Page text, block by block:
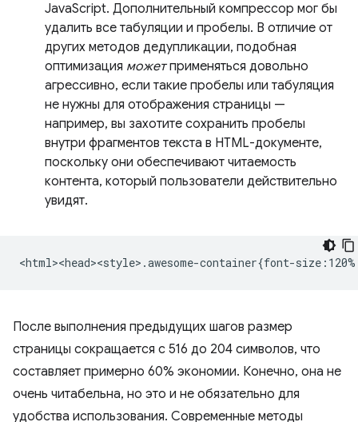
JavaScript. Дополнительный компрессор мог бы
удалить все табуляции и пробелы. В отличие от
других методов дедупликации, подобная
оптимизация можетприменяться довольно
агрессивно, если такие пробелы или табуляция
не нужны для отображения страницы —
например, вы захотите сохранить пробелы
внутри фрагментов текста в HTML-документе,
поскольку они обеспечивают читаемость
контента, который пользователи действительно
увидят.
После выполнения предыдущих шагов размер
страницы сокращается с 516 до 204 символов, что
составляет примерно 60% экономии. Конечно, она не
очень читабельна, но это и не обязательно для
удобства использования. Современные методы